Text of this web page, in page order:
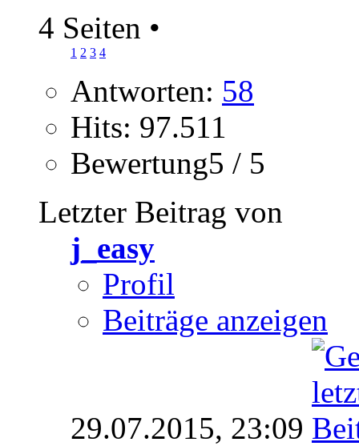
4 Seiten •
1 2 3 4
Antworten: 58
Hits: 97.511
Bewertung5 / 5
Letzter Beitrag von
j_easy
Profil
Beiträge anzeigen
29.07.2015, 23:09